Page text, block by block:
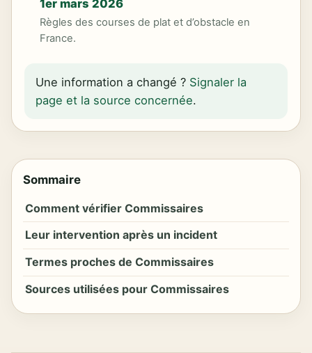
1er mars 2026
Règles des courses de plat et d’obstacle en
France.
Une information a changé ? Signaler la
page et la source concernée.
Sommaire
Comment vérifier Commissaires
Leur intervention après un incident
Termes proches de Commissaires
Sources utilisées pour Commissaires